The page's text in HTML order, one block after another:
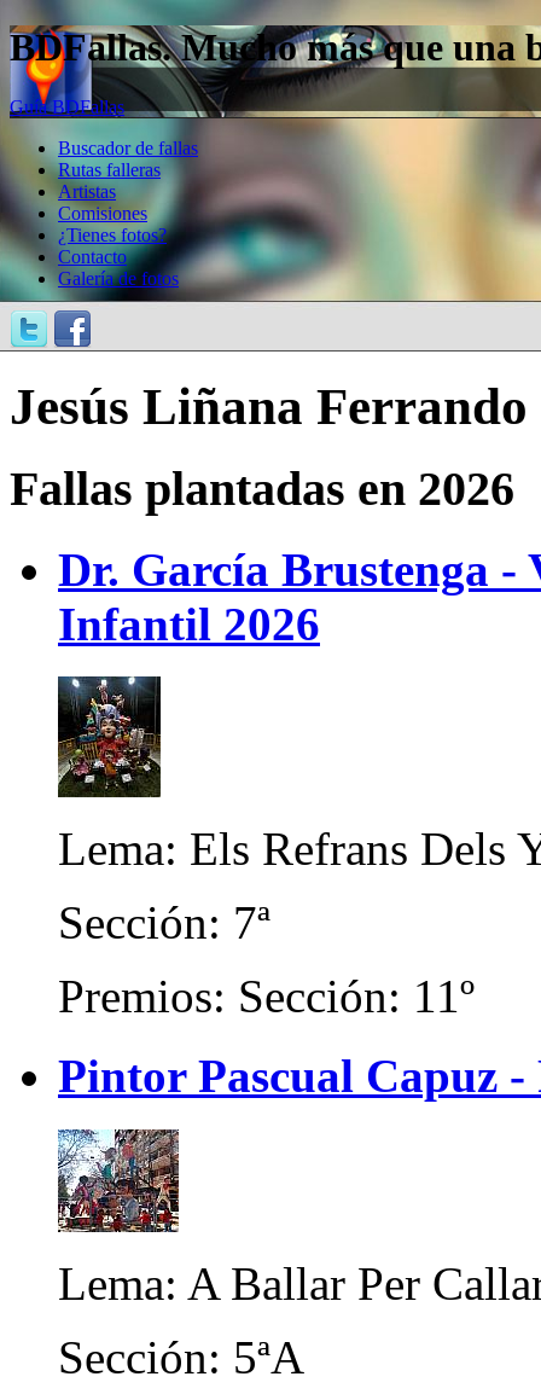
BDFallas. Mucho más que una
Guía BDFallas
Buscador de fallas
Rutas falleras
Artistas
Comisiones
¿Tienes fotos?
Contacto
Galería de fotos
Jesús Liñana
Fallas plantadas en 2026
Dr. García Brustenga -
Infantil 2026
Lema: Els Refrans Dels
Sección: 7ª
Premios: Sección: 11º
Pintor Pascual Capuz -
Lema: A Ballar Per
Sección: 5ªA